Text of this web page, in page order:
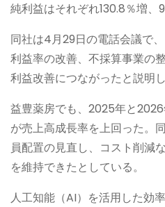
純利益はそれぞれ130.8％増、
同社は4月29日の電話会議で
利益率の改善、不採算事業の
利益改善につながったと説明し
益豊薬房でも、2025年と
が売上高成長率を上回った。
員配置の見直し、コスト削減
を維持できたとしている。
人工知能（AI）を活用した効